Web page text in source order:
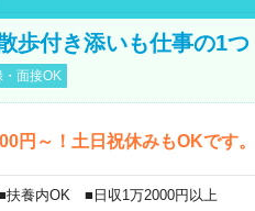
歩付き添いも仕事の1つ
面接OK
～！土日祝休みもOKです。
養内OK ■日収1万2000円以上